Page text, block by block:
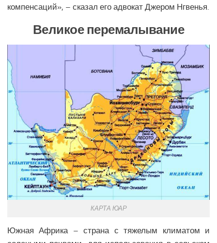
компенсаций», – сказал его адвокат Джером Нгвенья.
Великое перемалывание
КАРТА ЮАР
Южная Африка – страна с тяжелым климатом и